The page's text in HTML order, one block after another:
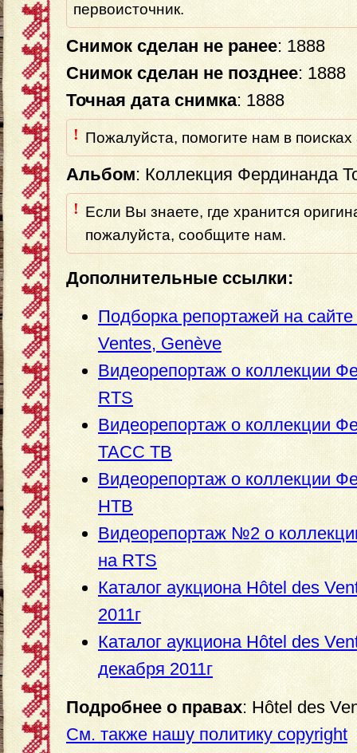
первоисточник.
Снимок сделан не ранее: 1888
Снимок сделан не позднее: 1888
Точная дата снимка: 1888
! Пожалуйста, помогите нам в поисках
Альбом: Коллекция Фердинанда
! Если Вы знаете, где хранится
пожалуйста, сообщите нам.
Дополнительные ссылки:
Подборка репортажей на
Ventes, Genève
Видеорепортаж о коллекции
RTS
Видеорепортаж о коллекции
ТАСС ТВ
Видеорепортаж о коллекции
НТВ
Видеорепортаж №2 о
на RTS
Каталог аукциона Hôtel des
2011г
Каталог аукциона Hôtel des
декабря 2011г
Подробнее о правах: Hôtel des
См. также нашу политику copyright